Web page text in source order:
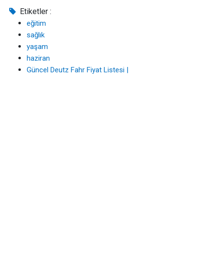
Etiketler :
eğitim
sağlık
yaşam
haziran
Güncel Deutz Fahr Fiyat Listesi |